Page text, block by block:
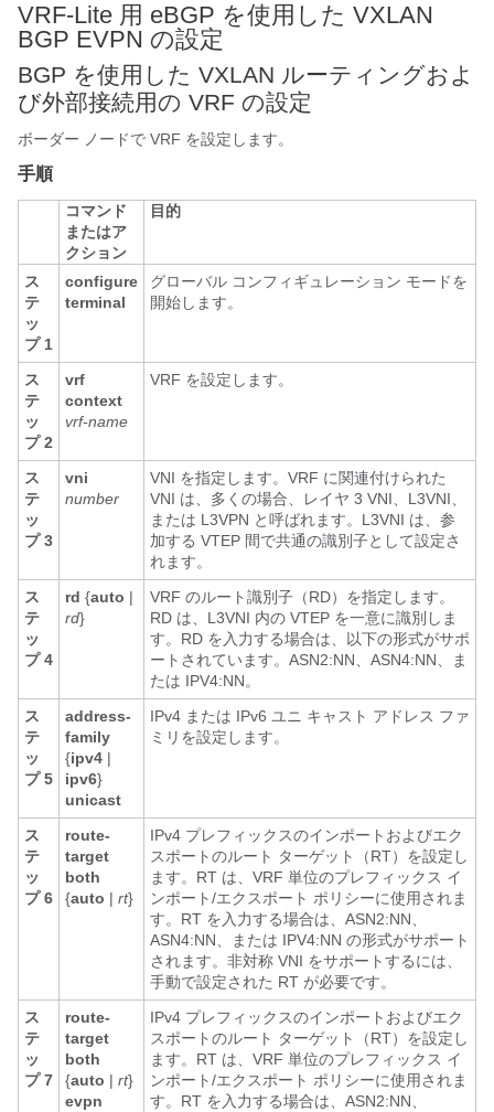
VRF-Lite 用 eBGP を使用した VXLAN
BGP EVPN の設定
BGP を使用した VXLAN ルーティングおよ
び外部接続用の VRF の設定
ボーダー ノードで VRF を設定します。
手順
コマンド
またはア
クション
目的
ス
テ
ッ
プ 1
configure
terminal
グローバル コンフィギュレーション モードを
開始します。
ス
テ
ッ
プ 2
vrf
context
vrf-name
VRF を設定します。
ス
テ
ッ
プ 3
vni
number
VNI を指定します。VRF に関連付けられた
VNI は、多くの場合、レイヤ 3 VNI、L3VNI、
または L3VPN と呼ばれます。L3VNI は、参
加する VTEP 間で共通の識別子として設定さ
れます。
ス
テ
ッ
プ 4
rd {auto |
rd}
VRF のルート識別子（RD）を指定します。
RD は、L3VNI 内の VTEP を一意に識別しま
す。RD を入力する場合は、以下の形式がサポ
ートされています。ASN2:NN、ASN4:NN、ま
たは IPV4:NN。
ス
テ
ッ
プ 5
address-
family
{ipv4 |
ipv6}
unicast
IPv4 または IPv6 ユニ キャスト アドレス ファ
ミリを設定します。
ス
テ
ッ
プ 6
route-
target
both
{auto | rt}
IPv4 プレフィックスのインポートおよびエク
スポートのルート ターゲット（RT）を設定し
ます。RT は、VRF 単位のプレフィックス イ
ンポート/エクスポート ポリシーに使用されま
す。RT を入力する場合は、ASN2:NN、
ASN4:NN、または IPV4:NN の形式がサポート
されます。 非対称 VNI をサポートするには、
手動で設定された RT が必要です。
ス
テ
ッ
プ 7
route-
target
both
{auto | rt}
evpn
IPv4 プレフィックスのインポートおよびエク
スポートのルート ターゲット（RT）を設定し
ます。RT は、VRF 単位のプレフィックス イ
ンポート/エクスポート ポリシーに使用されま
す。RT を入力する場合は、ASN2:NN、